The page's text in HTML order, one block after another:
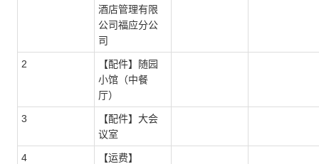
酒店管理有限
公司福应分公
司
2
【配件】随园
小馆（中餐
厅）
3
【配件】大会
议室
4 【运费】